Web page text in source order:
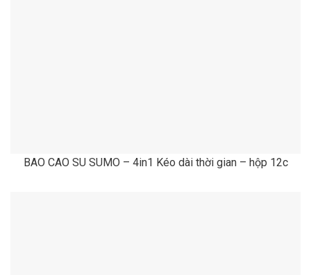
BAO CAO SU SUMO – 4in1 Kéo dài thời gian – hộp 12c